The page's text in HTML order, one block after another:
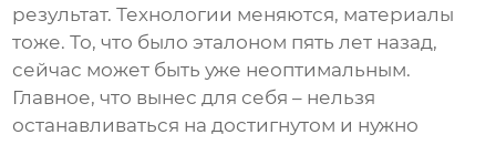
результат. Технологии меняются, материалы
тоже. То, что было эталоном пять лет назад,
сейчас может быть уже неоптимальным.
Главное, что вынес для себя – нельзя
останавливаться на достигнутом и нужно